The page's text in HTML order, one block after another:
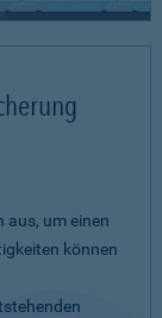
aus, um einen
können